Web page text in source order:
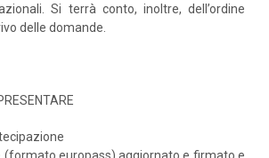
Si terrà conto, inoltre, dell’ordine
delle domande.